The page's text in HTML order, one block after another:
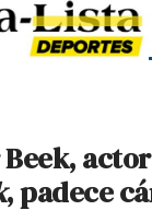
Beek,
, padece